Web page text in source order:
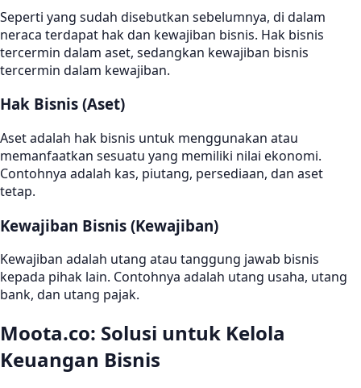
Seperti yang sudah disebutkan sebelumnya, di dalam
neraca terdapat hak dan kewajiban bisnis. Hak bisnis
tercermin dalam aset, sedangkan kewajiban bisnis
tercermin dalam kewajiban.
Hak Bisnis (Aset)
Aset adalah hak bisnis untuk menggunakan atau
memanfaatkan sesuatu yang memiliki nilai ekonomi.
Contohnya adalah kas, piutang, persediaan, dan aset
tetap.
Kewajiban Bisnis (Kewajiban)
Kewajiban adalah utang atau tanggung jawab bisnis
kepada pihak lain. Contohnya adalah utang usaha, utang
bank, dan utang pajak.
Moota.co: Solusi untuk Kelola
Keuangan Bisnis